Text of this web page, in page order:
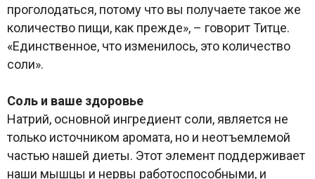
проголодаться, потому что вы получаете такое же
количество пищи, как прежде», – говорит Титце.
«Единственное, что изменилось, это количество
соли».
Соль и ваше здоровье
Натрий, основной ингредиент соли, является не
только источником аромата, но и неотъемлемой
частью нашей диеты. Этот элемент поддерживает
наши мышцы и нервы работоспособными, и